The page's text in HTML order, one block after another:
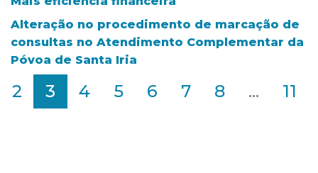
Alteração no procedimento de marcação de
consultas no Atendimento Complementar da
Póvoa de Santa Iria
2 3 4 5 6 7 8 ... 11